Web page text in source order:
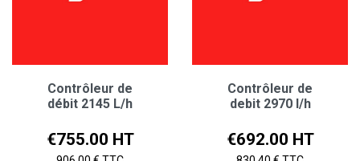
Contrôleur de
débit 2145 L/h
Price
€755.00 HT
Contrôleur de
debit 2970 l/h
Price
€692.00 HT